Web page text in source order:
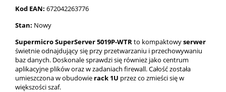
Kod EAN: 672042263776
Stan: Nowy
Supermicro SuperServer 5019P-WTRto kompaktowyserwer
świetnie odnajdujący się przy przetwarzaniu i przechowywaniu
baz danych. Doskonale sprawdzi się również jako centrum
aplikacyjne plików oraz w zadaniach firewall. Całość została
umieszczona w obudowie rack 1U przez co zmieści się w
większości szaf.